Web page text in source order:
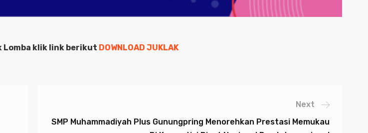
klik link berikut DOWNLOAD JUKLAK
Next
SMP Muhammadiyah Plus Gunungpring Menorehkan Prestasi Memukau